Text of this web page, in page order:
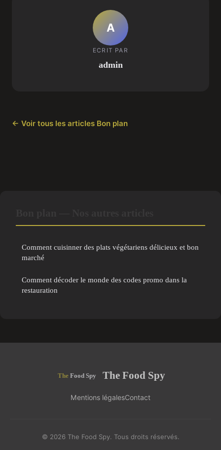
A
ECRIT PAR
admin
← Voir tous les articles Bon plan
Comment cuisinner des plats végétariens délicieux et bon
marché
Comment décoder le monde des codes promo dans la
restauration
The Food Spy
Mentions légalesContact
© 2026 The Food Spy. Tous droits réservés.